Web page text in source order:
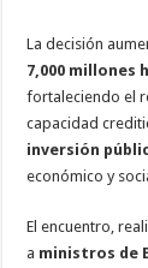
La decisión
7,000 millones
fortaleciendo el
capacidad
inversión
económico y
El encuentro,
a ministros de